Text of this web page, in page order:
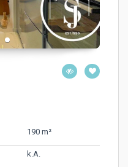
190 m²
k.A.